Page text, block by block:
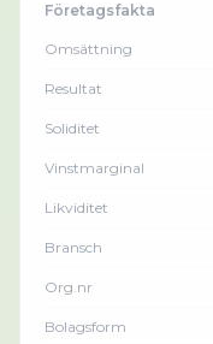
Företagsfakta
Omsättning
Resultat
Soliditet
Vinstmarginal
Likviditet
Bransch
Org.nr
Bolagsform